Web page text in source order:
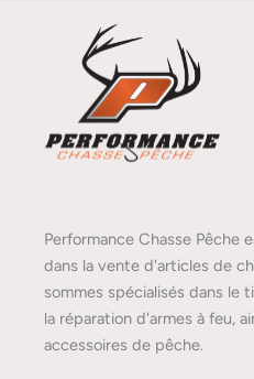
Performance Chasse Pêche
dans la vente d'articles de
sommes spécialisés dans le
la réparation d'armes à feu,
accessoires de pêche.